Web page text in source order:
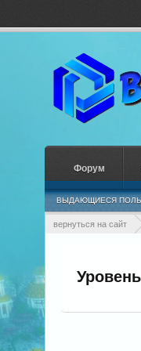
вернуться на сайт
Уровень
Форум
ВЫДАЮЩИЕСЯ